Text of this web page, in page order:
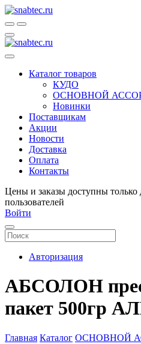
Каталог товаров
КУДО
ОСНОВНОЙ
Новинки
Поставщикам
Акции
Новости
Доставка
Оплата
Контакты
Цены и заказы доступны только
пользователей
Войти
Авторизация
АБСОЛОН
пакет 500гр
Главная Каталог ОСНОВНОЙ